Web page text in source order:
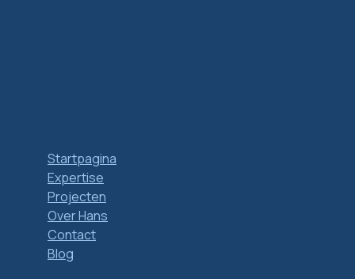
Startpagina
Expertise
Projecten
Over Hans
Contact
Blog